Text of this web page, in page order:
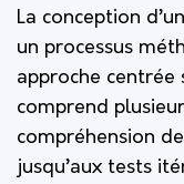
La conception
un processus
approche centrée
comprend
compréhension
jusqu’aux tests